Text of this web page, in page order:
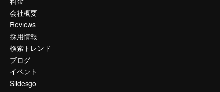
会社概要
Reviews
採用情報
検索トレンド
ブログ
イベント
Slidesgo